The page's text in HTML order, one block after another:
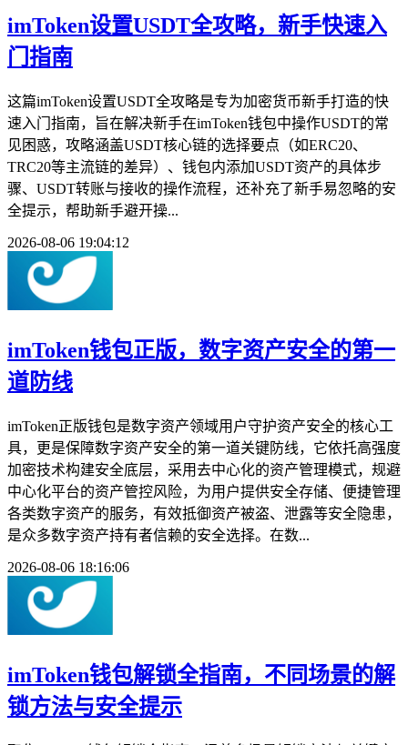
imToken设置USDT全攻略，新手快速入
门指南
这篇imToken设置USDT全攻略是专为加密货币新手打造的快
速入门指南，旨在解决新手在imToken钱包中操作USDT的常
见困惑，攻略涵盖USDT核心链的选择要点（如ERC20、
TRC20等主流链的差异）、钱包内添加USDT资产的具体步
骤、USDT转账与接收的操作流程，还补充了新手易忽略的安
全提示，帮助新手避开操...
2026-08-06 19:04:12
imToken钱包正版，数字资产安全的第一
道防线
imToken正版钱包是数字资产领域用户守护资产安全的核心工
具，更是保障数字资产安全的第一道关键防线，它依托高强度
加密技术构建安全底层，采用去中心化的资产管理模式，规避
中心化平台的资产管控风险，为用户提供安全存储、便捷管理
各类数字资产的服务，有效抵御资产被盗、泄露等安全隐患，
是众多数字资产持有者信赖的安全选择。在数...
2026-08-06 18:16:06
imToken钱包解锁全指南，不同场景的解
锁方法与安全提示